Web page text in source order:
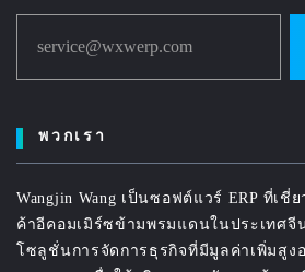
service@wxwerp.com
พวกเรา
Wangjin Wang เป็นซอฟต์แวร์ ERP ที่เ
ค้าอีคอมเมิร์ซข้ามพรมแดนในประเทศจี
โซลูชั่นการจัดการธุรกิจที่มีมูลค่าเพิ่มสูง